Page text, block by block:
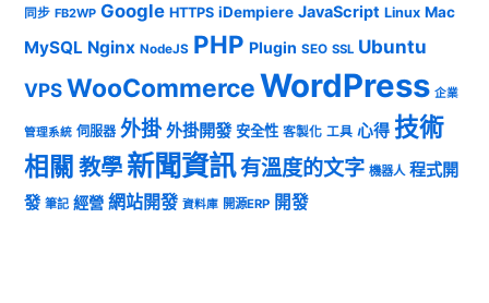
同步 FB2WP Google HTTPS iDempiere JavaScript Linux Mac
MySQL Nginx NodeJS PHP Plugin SEO SSL Ubuntu
VPSWooCommerceWordPress 企業
管理系統 伺服器 外掛 外掛開發 安全性 客製化 工具 心得 技術
相關 教學 新聞資訊有溫度的文字 機器人 程式開
發 筆記 經營 網站開發 資料庫 開源ERP 開發